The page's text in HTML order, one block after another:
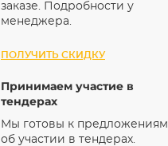
заказе. Подробности у
менеджера.
ПОЛУЧИТЬ СКИДКУ
Принимаем участие в
тендерах
Мы готовы к предложениям
об участии в тендерах.